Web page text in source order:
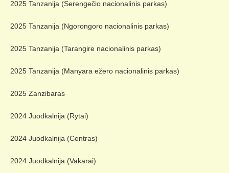
2025 Tanzanija (Serengečio nacionalinis parkas)
2025 Tanzanija (Ngorongoro nacionalinis parkas)
2025 Tanzanija (Tarangire nacionalinis parkas)
2025 Tanzanija (Manyara ežero nacionalinis parkas)
2025 Zanzibaras
2024 Juodkalnija (Rytai)
2024 Juodkalnija (Centras)
2024 Juodkalnija (Vakarai)